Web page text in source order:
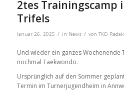
2tes Trainingscamp
Trifels
Januar 26, 2025 / in News / von TKD
Und wieder ein ganzes
nochmal Taekwondo.
Ursprünglich auf den Sommer
Termin im Turnerjugendheim in